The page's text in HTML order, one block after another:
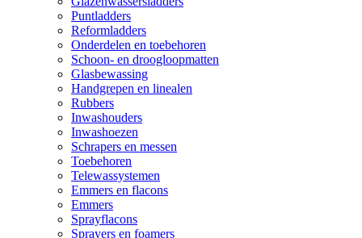
Puntladders
Reformladders
Onderdelen en toebehoren
Schoon- en droogloopmatten
Glasbewassing
Handgrepen en linealen
Rubbers
Inwashouders
Inwashoezen
Schrapers en messen
Toebehoren
Telewassystemen
Emmers en flacons
Emmers
Sprayflacons
Sprayers en foamers